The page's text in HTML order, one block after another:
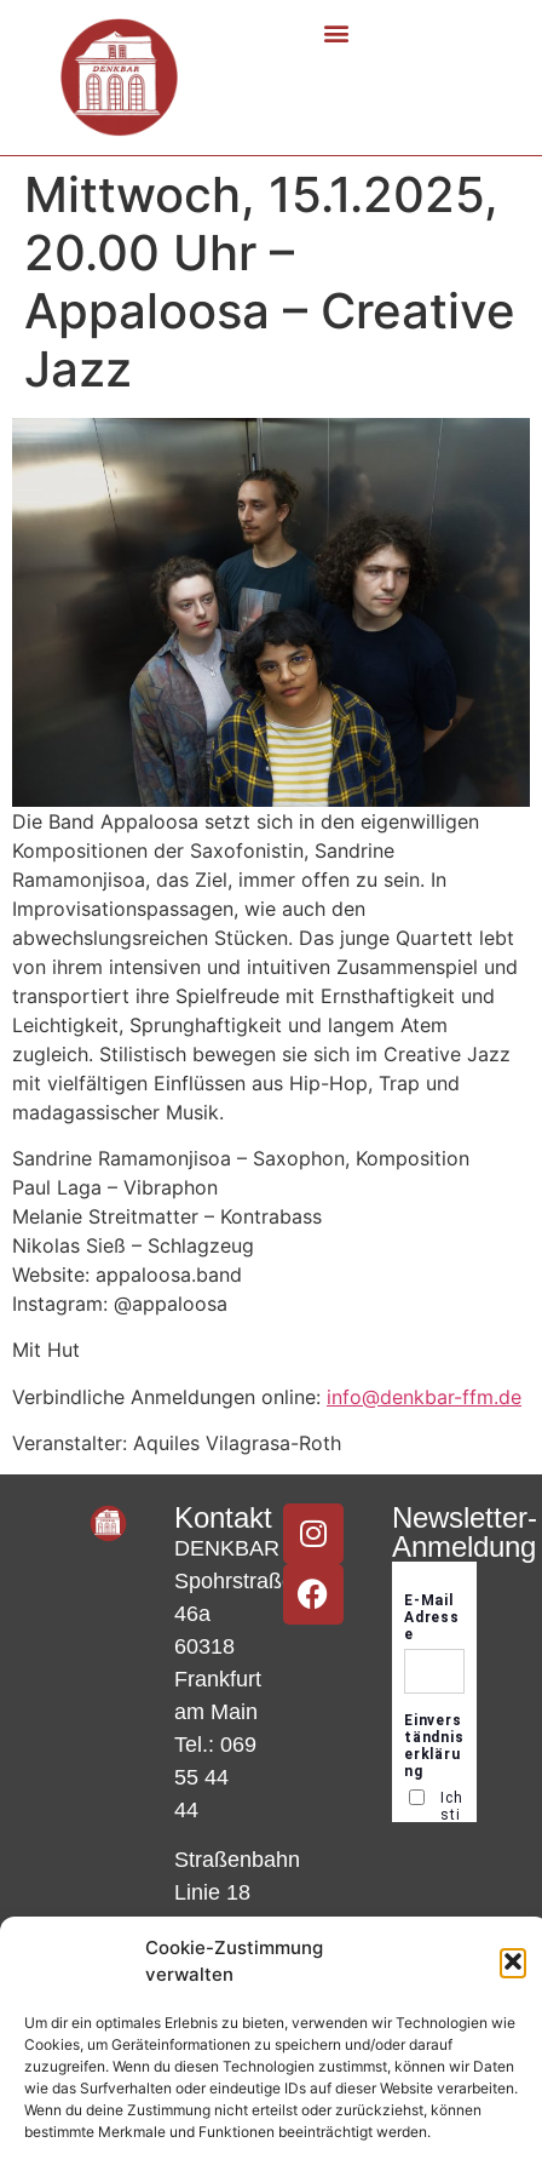
Cookie-Zustimmung
verwalten
Um dir ein optimales Erlebnis zu bieten, verwenden wir Technologien wie
Cookies, um Geräteinformationen zu speichern und/oder darauf
zuzugreifen. Wenn du diesen Technologien zustimmst, können wir Daten
wie das Surfverhalten oder eindeutige IDs auf dieser Website verarbeiten.
Wenn du deine Zustimmung nicht erteilst oder zurückziehst, können
bestimmte Merkmale und Funktionen beeinträchtigt werden.
Mittwoch, 15.1.2025,
20.00 Uhr –
Appaloosa – Creative
Jazz
Die Band Appaloosa setzt sich in den eigenwilligen
Kompositionen der Saxofonistin, Sandrine
Ramamonjisoa, das Ziel, immer offen zu sein. In
Improvisationspassagen, wie auch den
abwechslungsreichen Stücken. Das junge Quartett lebt
von ihrem intensiven und intuitiven Zusammenspiel und
transportiert ihre Spielfreude mit Ernsthaftigkeit und
Leichtigkeit, Sprunghaftigkeit und langem Atem
zugleich. Stilistisch bewegen sie sich im Creative Jazz
mit vielfältigen Einflüssen aus Hip-Hop, Trap und
madagassischer Musik.
Sandrine Ramamonjisoa – Saxophon, Komposition
Paul Laga – Vibraphon
Melanie Streitmatter – Kontrabass
Nikolas Sieß – Schlagzeug
Website: appaloosa.band
Instagram: @appaloosa
Mit Hut
Verbindliche Anmeldungen online: info@denkbar-ffm.de
Veranstalter: Aquiles Vilagrasa-Roth
Kontakt
DENKBAR
Spohrstraße
46a
60318
Frankfurt
am Main
Tel.: 069
55 44
44
Straßenbahn
Linie 18
Haltestelle
Beltz-
Platz
oder
Bus Nr.
Newsletter-
Anmeldung